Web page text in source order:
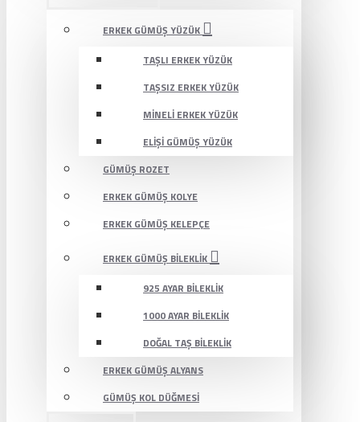
ERKEK GÜMÜŞ YÜZÜK
TAŞLI ERKEK YÜZÜK
TAŞSIZ ERKEK YÜZÜK
MINELI ERKEK YÜZÜK
ELIŞI GÜMÜŞ YÜZÜK
GÜMÜŞ ROZET
ERKEK GÜMÜŞ KOLYE
ERKEK GÜMÜŞ KELEPÇE
ERKEK GÜMÜŞ BILEKLIK
925 AYAR BILEKLIK
1000 AYAR BILEKLIK
DOĞAL TAŞ BILEKLIK
ERKEK GÜMÜŞ ALYANS
GÜMÜŞ KOL DÜĞMESI